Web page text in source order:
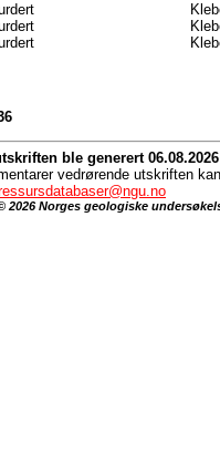
ble generert 06.08.2026
vedrørende utskriften
2026 Norges geologiske